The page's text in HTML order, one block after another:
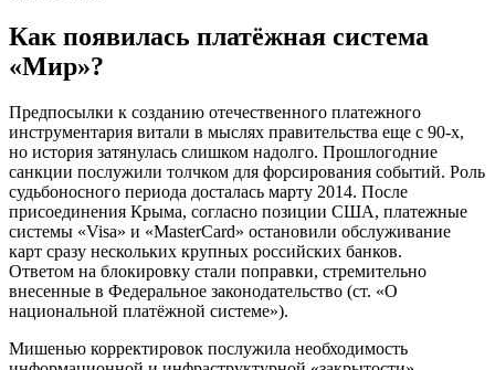
Как появилась платёжная система
«Мир»?
Предпосылки к созданию отечественного платежного
инструментария витали в мыслях правительства еще с 90-х,
но история затянулась слишком надолго. Прошлогодние
санкции послужили толчком для форсирования событий. Роль
судьбоносного периода досталась марту 2014. После
присоединения Крыма, согласно позиции США, платежные
системы «Visa» и «MasterCard» остановили обслуживание
карт сразу нескольких крупных российских банков.
Ответом на блокировку стали поправки, стремительно
внесенные в Федеральное законодательство (ст. «О
национальной платёжной системе»).
Мишенью корректировок послужила необходимость